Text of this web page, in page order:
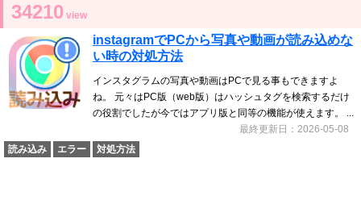
34210 view
instagramでPCから写真や動画が読み込めな
い時の対処方法
インスタグラムの写真や動画はPCで見る事もできますよ
ね。 元々はPC版（web版）はハッシュタグを検索するだけ
の役割でしたが今ではアプリ版と同等の機能が使えます。 ...
最終更新日：2026-05-08
読み込み
エラー 対処方法